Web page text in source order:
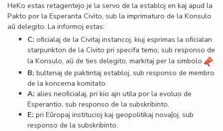
HeKo estas retagentejo je la servo de la establoj en kaj apud la
Pakto por la Esperanta Civito, sub la imprimaturo de la Konsulo
aŭ delegito. La informoj estas:
C: oﬁcialaj de la Civitaj instancoj, kiuj esprimas la oﬁcialan
starpunkton de la Civito pri specifa temo, sub responso de
la Konsulo, aŭ de ties delegito, markitaj per la simbolo
.
B: bultenaj de paktintaj establoj, sub responso de membro
de la koncerna komitato.
A: alies neoﬁcialaj, pri kio ajn utila por la evoluo de
Esperantio, sub responso de la subskribinto.
E: pri Eŭropaj institucioj kaj geopolitikaj novaĵoj, sub
responso de la subskribinto.